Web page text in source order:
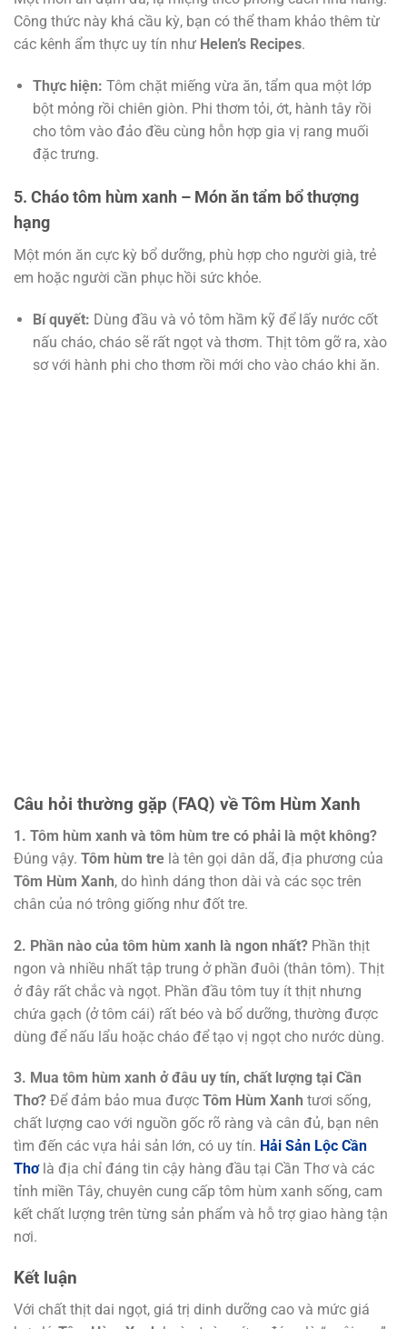
Công thức này khá cầu kỳ, bạn có thể tham khảo thêm từ
các kênh ẩm thực uy tín như Helen’s Recipes.
Thực hiện: Tôm chặt miếng vừa ăn, tẩm qua một lớp
bột mỏng rồi chiên giòn. Phi thơm tỏi, ớt, hành tây rồi
cho tôm vào đảo đều cùng hỗn hợp gia vị rang muối
đặc trưng.
5. Cháo tôm hùm xanh – Món ăn tẩm bổ thượng
hạng
Một món ăn cực kỳ bổ dưỡng, phù hợp cho người già, trẻ
em hoặc người cần phục hồi sức khỏe.
Bí quyết: Dùng đầu và vỏ tôm hầm kỹ để lấy nước cốt
nấu cháo, cháo sẽ rất ngọt và thơm. Thịt tôm gỡ ra, xào
sơ với hành phi cho thơm rồi mới cho vào cháo khi ăn.
Câu hỏi thường gặp (FAQ) về Tôm Hùm Xanh
1. Tôm hùm xanh và tôm hùm tre có phải là một không?
Đúng vậy. Tôm hùm tre là tên gọi dân dã, địa phương của
Tôm Hùm Xanh, do hình dáng thon dài và các sọc trên
chân của nó trông giống như đốt tre.
2. Phần nào của tôm hùm xanh là ngon nhất? Phần thịt
ngon và nhiều nhất tập trung ở phần đuôi (thân tôm). Thịt
ở đây rất chắc và ngọt. Phần đầu tôm tuy ít thịt nhưng
chứa gạch (ở tôm cái) rất béo và bổ dưỡng, thường được
dùng để nấu lẩu hoặc cháo để tạo vị ngọt cho nước dùng.
3. Mua tôm hùm xanh ở đâu uy tín, chất lượng tại Cần
Thơ? Để đảm bảo mua được Tôm Hùm Xanh tươi sống,
chất lượng cao với nguồn gốc rõ ràng và cân đủ, bạn nên
tìm đến các vựa hải sản lớn, có uy tín. Hải Sản Lộc Cần
Thơlà địa chỉ đáng tin cậy hàng đầu tại Cần Thơ và các
tỉnh miền Tây, chuyên cung cấp tôm hùm xanh sống, cam
kết chất lượng trên từng sản phẩm và hỗ trợ giao hàng tận
nơi.
Kết luận
Với chất thịt dai ngọt, giá trị dinh dưỡng cao và mức giá